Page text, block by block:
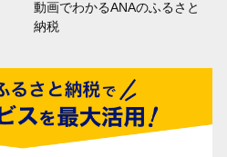
動画でわかるANAのふるさと
納税